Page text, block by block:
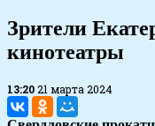
Зрители
кинотеатры
13:2021 марта 2024